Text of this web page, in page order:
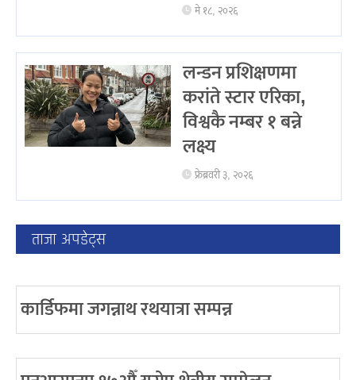
मे १८, २०२६
लन्डन प्रशिक्षणमा
करांते स्टार एरिका,
विश्वकै नम्बर १ बन्ने
लक्ष्य
फ्रेब्रवरी ३, २०२६
ताजा अपडेट्स
कार्डिफमा जगन्नाथ रथयात्रा सम्पन्न